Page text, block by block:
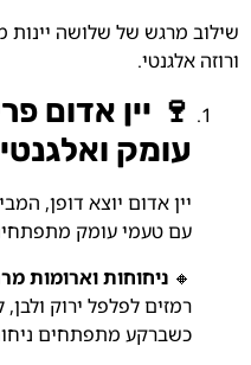
שילוב מרגש של שלושה יינות
ורוזה אלגנטי.
🍷 יין אדום
עומק
יין אדום יוצא דופן,
עם טעמי עומק
🔸 ניחוחות וארומות
רמזים לפלפל ירוק
כשברקע מתפתחים